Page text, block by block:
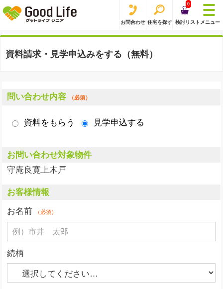
お問合わせ 住宅を探す
0
検討リスト メニュー
資料請求・見学申込みをする（無料）
問い合わせ内容 （必須）
資料をもらう 見学申込する
お問い合わせ対象物件
守庵良寛上木戸
お客様情報
お名前
（必須）
続柄